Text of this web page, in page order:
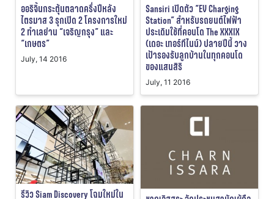
ออริจิ้นกระตุ้นตลาดครึ่งปีหลัง
ไตรมาส 3 รุกเปิด 2 โครงการใหม่
2 ทำเลย่าน “เจริญกรุง” และ
“เกษตร”
July, 14 2016
Sansiri เปิดตัว “EV Charging
Station” สำหรับรถยนต์ไฟฟ้า
ประเดิมใช้ที่คอนโด The XXXIX
(เดอะ เทอร์ทีไนน์) ปลายปีนี้ วาง
เป้ารองรับลูกบ้านในทุกคอนโด
ของแสนสิริ
July, 11 2016
รีวิว Siam Discovery โฉมใหม่ใน